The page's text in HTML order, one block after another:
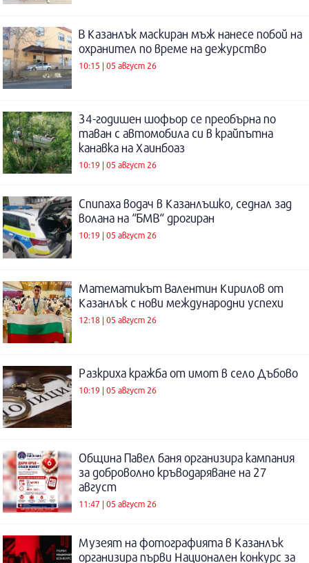
В Казанлък маскиран мъж нанесе побой на
охранител по време на дежурство
10:15 | 05 август 26
34-годишен шофьор се преобърна по
таван с автомобила си в крайпътна
канавка на Хаинбоаз
10:19 | 05 август 26
Спипаха водач в Казанлъшко, седнал зад
волана на “БМВ“ дрогиран
10:19 | 05 август 26
Математикът Валентин Кирилов от
Казанлък с нови международни успехи
12:18 | 05 август 26
Разкриха кражба от имот в село Дъбово
10:19 | 05 август 26
Община Павел баня организира кампания
за доброволно кръводаряване на 27
август
11:47 | 05 август 26
Музеят на фотографията в Казанлък
организира първи Национален конкурс за